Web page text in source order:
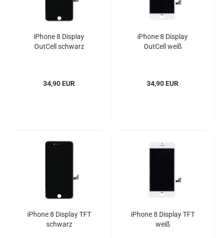
iPhone 8 Display
OutCell schwarz
34,90 EUR
iPhone 8 Display
OutCell weiß
34,90 EUR
iPhone 8 Display TFT
schwarz
iPhone 8 Display TFT
weiß